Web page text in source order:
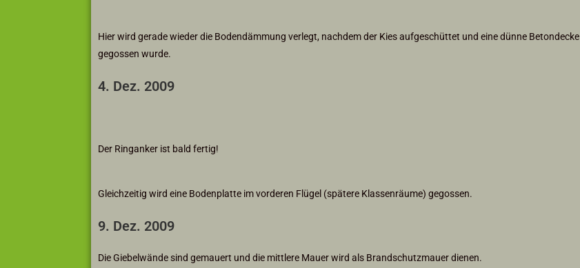
Hier wird gerade wieder die Bodendämmung verlegt, nachdem der Kies aufgeschüttet und eine dünne Betondecke
gegossen wurde.
4. Dez. 2009
Der Ringanker ist bald fertig!
Gleichzeitig wird eine Bodenplatte im vorderen Flügel (spätere Klassenräume) gegossen.
9. Dez. 2009
Die Giebelwände sind gemauert und die mittlere Mauer wird als Brandschutzmauer dienen.